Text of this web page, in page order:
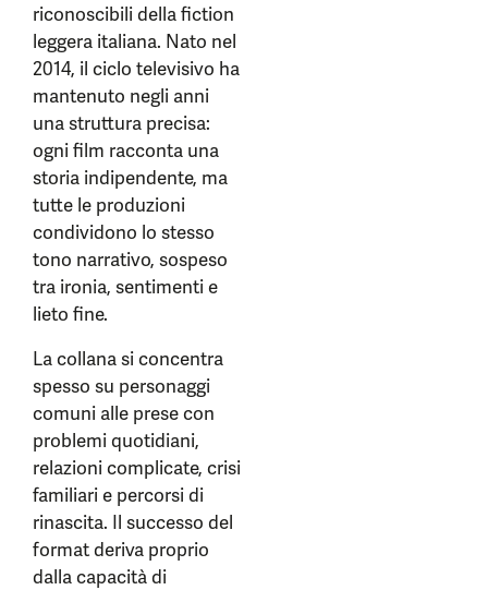
riconoscibili della fiction
leggera italiana. Nato nel
2014, il ciclo televisivo ha
mantenuto negli anni
una struttura precisa:
ogni film racconta una
storia indipendente, ma
tutte le produzioni
condividono lo stesso
tono narrativo, sospeso
tra ironia, sentimenti e
lieto fine.
La collana si concentra
spesso su personaggi
comuni alle prese con
problemi quotidiani,
relazioni complicate, crisi
familiari e percorsi di
rinascita. Il successo del
format deriva proprio
dalla capacità di